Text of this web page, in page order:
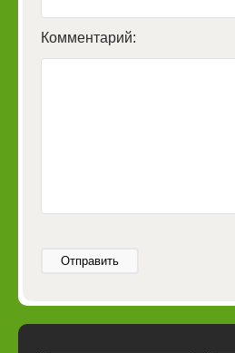
Комментарий:
Отправить